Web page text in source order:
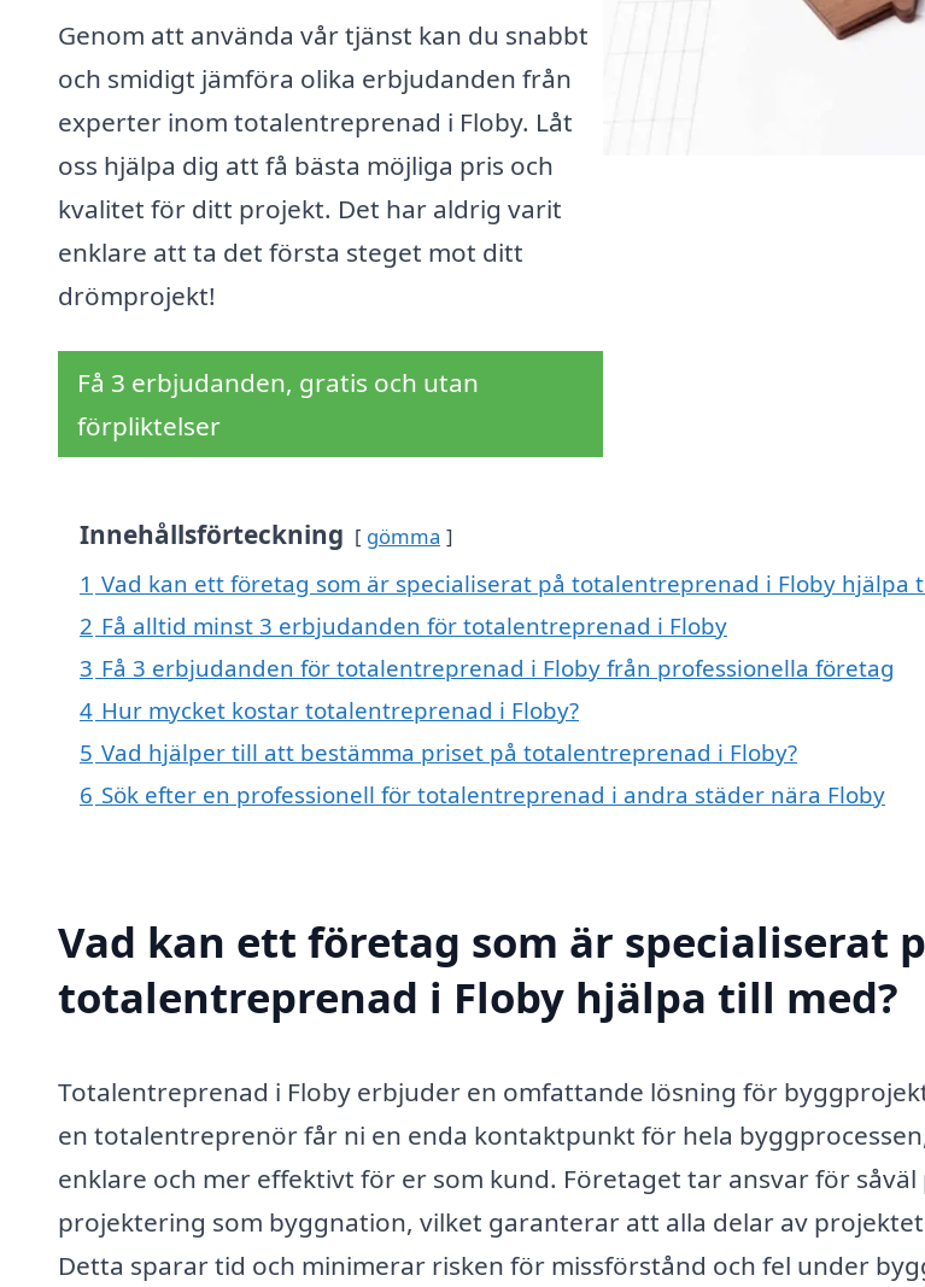
Genom att använda vår tjänst kan du snabbt
och smidigt jämföra olika erbjudanden från
experter inom totalentreprenad i Floby. Låt
oss hjälpa dig att få bästa möjliga pris och
kvalitet för ditt projekt. Det har aldrig varit
enklare att ta det första steget mot ditt
drömprojekt!
Få 3 erbjudanden, gratis och utan
förpliktelser
Innehållsförteckning gömma
1 Vad kan ett företag som är specialiserat på totalentreprenad i Floby hjälpa
2 Få alltid minst 3 erbjudanden för totalentreprenad i Floby
3 Få 3 erbjudanden för totalentreprenad i Floby från professionella företag
4 Hur mycket kostar totalentreprenad i Floby?
5 Vad hjälper till att bestämma priset på totalentreprenad i Floby?
6 Sök efter en professionell för totalentreprenad i andra städer nära Floby
Vad kan ett företag som är specialiserat
totalentreprenad i Floby hjälpa till med?
Totalentreprenad i Floby erbjuder en omfattande lösning för
en totalentreprenör får ni en enda kontaktpunkt för hela
enklare och mer effektivt för er som kund. Företaget tar ansvar för såväl
projektering som byggnation, vilket garanterar att alla delar av
Detta sparar tid och minimerar risken för missförstånd och fel under